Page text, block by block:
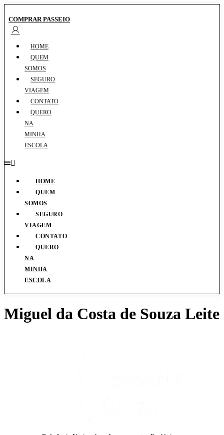
COMPRAR PASSEIO
HOME
QUEM
SOMOS
SEGURO
VIAGEM
CONTATO
QUERO
NA
MINHA
ESCOLA
HOME
QUEM
SOMOS
SEGURO
VIAGEM
CONTATO
QUERO
NA
MINHA
ESCOLA
Miguel da Costa de Souza Leite